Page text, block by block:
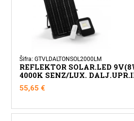
Šifra: GTVLDALTONSOL2000LM
REFLEKTOR SOLAR.LED
4000K SENZ/LUX.
55,65€